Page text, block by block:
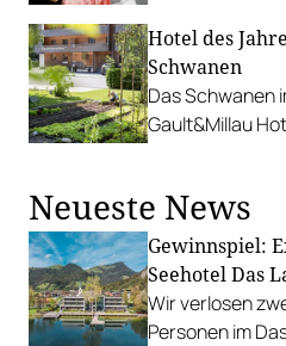
Hotel des
Schwanen
Das Schwanen
Gault&Millau
Neueste News
Gewinnspiel:
Seehotel Das
Wir verlosen
Personen im